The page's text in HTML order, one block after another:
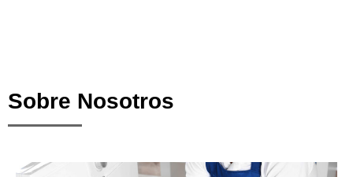
Sobre Nosotros